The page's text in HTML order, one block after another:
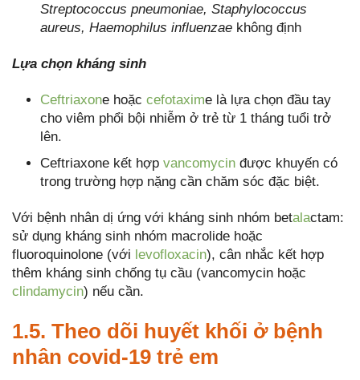
Streptococcus pneumoniae, Staphylococcus
aureus, Haemophilus influenzae không định
Lựa chọn kháng sinh
Ceftriaxone hoặc cefotaxime là lựa chọn đầu tay
cho viêm phổi bội nhiễm ở trẻ từ 1 tháng tuổi trở
lên.
Ceftriaxone kết hợp vancomycin được khuyến có
trong trường hợp nặng cần chăm sóc đặc biệt.
Với bệnh nhân dị ứng với kháng sinh nhóm betalactam:
sử dụng kháng sinh nhóm macrolide hoặc
fluoroquinolone (với levofloxacin), cân nhắc kết hợp
thêm kháng sinh chống tụ cầu (vancomycin hoặc
clindamycin) nếu cần.
1.5. Theo dõi huyết khối ở bệnh
nhân covid-19 trẻ em